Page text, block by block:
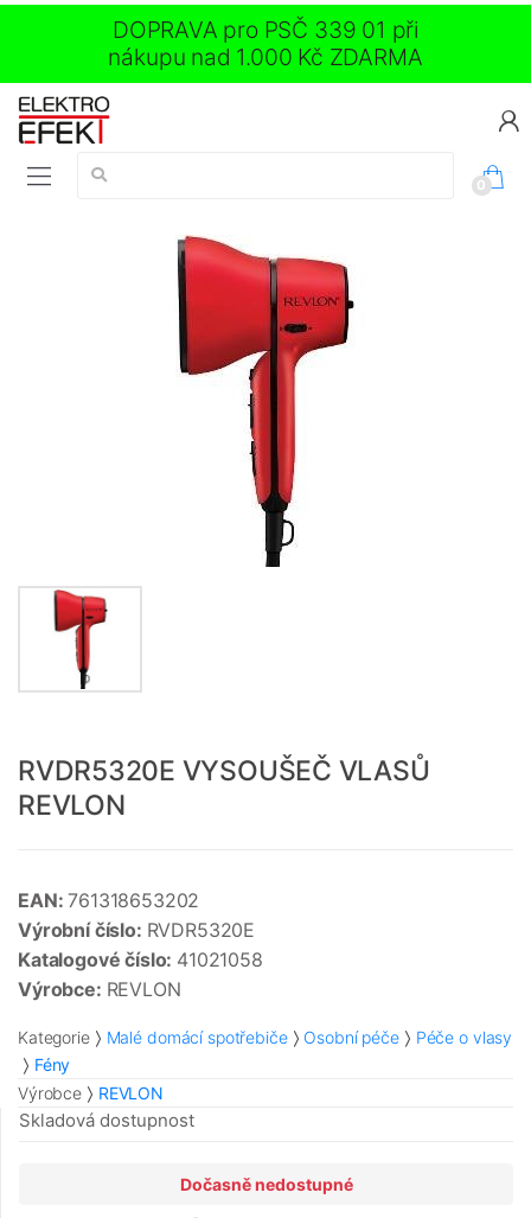
DOPRAVA pro PSČ 339 01 při
nákupu nad 1.000 Kč ZDARMA
Vyhledávání:
0
RVDR5320E VYSOUŠEČ VLASŮ
REVLON
EAN: 761318653202
Výrobní číslo: RVDR5320E
Katalogové číslo: 41021058
Výrobce: REVLON
Kategorie Malé domácí spotřebiče Osobní péče
Péče o vlasy
Fény
Výrobce
REVLON
Skladová dostupnost
Dočasně nedostupné